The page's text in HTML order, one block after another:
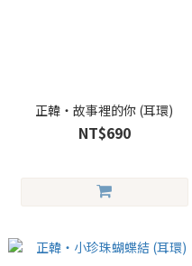
正韓・故事裡的你 (耳環)
NT$690